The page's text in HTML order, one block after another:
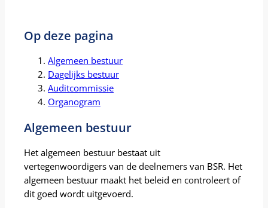
Op deze pagina
Algemeen bestuur
Dagelijks bestuur
Auditcommissie
Organogram
Algemeen bestuur
Het algemeen bestuur bestaat uit
vertegenwoordigers van de deelnemers van BSR. Het
algemeen bestuur maakt het beleid en controleert of
dit goed wordt uitgevoerd.